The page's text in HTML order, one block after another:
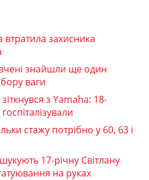
втратила захисника
вчені знайшли ще один
ваги
з Yamaha: 18-
стажу потрібно у 60, 63 і
17-річну Світлану
на руках